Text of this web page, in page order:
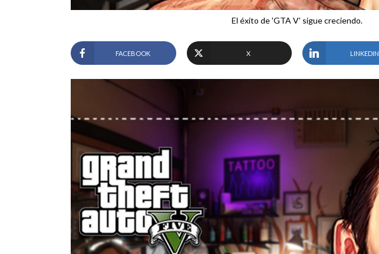
El éxito de 'GTA V' sigue creciendo.
FACEBOOK X LINKEDIN